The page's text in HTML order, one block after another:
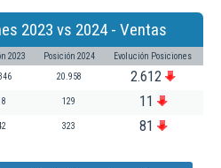
2023 vs 2024 - Ventas
2023 Posición 2024 Evolución Posiciones
20.958 2.612
129 11
323 81